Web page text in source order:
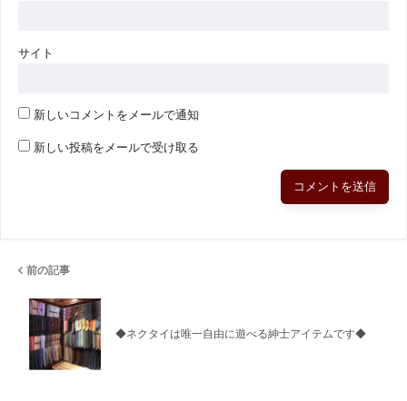
サイト
新しいコメントをメールで通知
新しい投稿をメールで受け取る
前の記事
◆ネクタイは唯一自由に遊べる紳士アイテムです◆